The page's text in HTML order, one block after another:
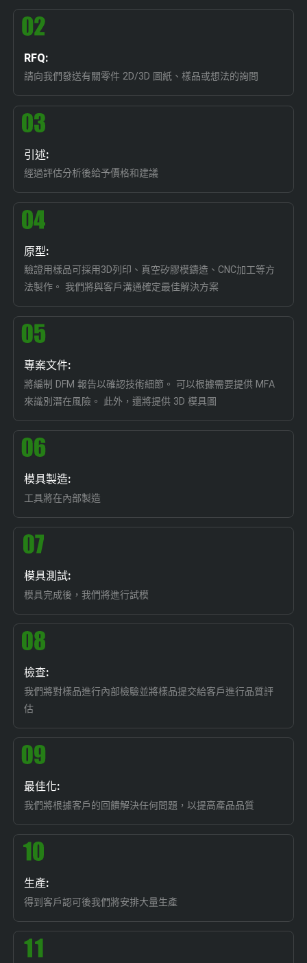
RFQ:
請向我們發送有關零件 2D/3D 圖紙、樣品或想法的詢問
引述:
經過評估分析後給予價格和建議
原型:
驗證用樣品可採用3D列印、真空矽膠模鑄造、CNC加工等方
法製作。 我們將與客戶溝通確定最佳解決方案
專案文件:
將編制 DFM 報告以確認技術細節。 可以根據需要提供 MFA
來識別潛在風險。 此外，還將提供 3D 模具圖
模具製造:
工具將在內部製造
模具測試:
模具完成後，我們將進行試模
檢查:
我們將對樣品進行內部檢驗並將樣品提交給客戶進行品質評
估
最佳化:
我們將根據客戶的回饋解決任何問題，以提高產品品質
生產:
得到客戶認可後我們將安排大量生產